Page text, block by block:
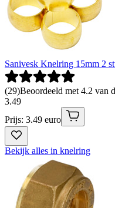
Sanivesk Knelring 15mm 2
(29)Beoordeeld met 4.2 van
3.49
Prijs: 3.49 euro
Bekijk alles in knelring